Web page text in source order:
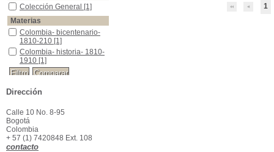
1
Colección General
Colección General [1]
Materias
Colombia- bicentenario- 1810-210
Colombia- bicentenario-
1810-210 [1]
Colombia- historia- 1810-1910
Colombia- historia- 1810-
1910 [1]
Dirección
Calle 10 No. 8-95
Bogotá
Colombia
+ 57 (1) 7420848 Ext. 108
contacto